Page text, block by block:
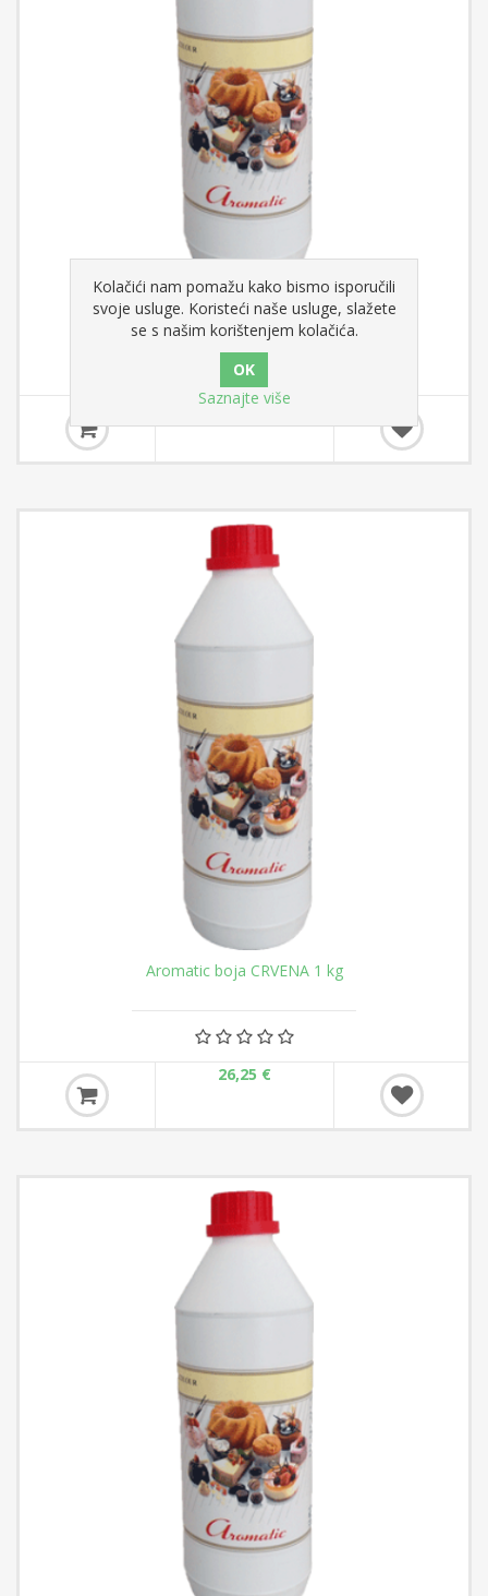
Aromatic boja JAJE ŽUTA - AZO 1 kg
24,38 €
Aromatic boja CRVENA 1 kg
26,25 €
Kolačići nam pomažu kako bismo isporučili
svoje usluge. Koristeći naše usluge, slažete
se s našim korištenjem kolačića.
Saznajte više